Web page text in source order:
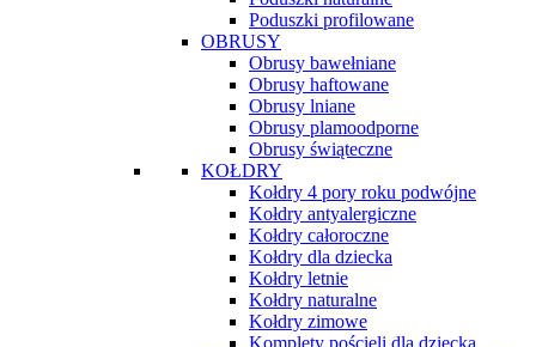
Poduszki profilowane
OBRUSY
Obrusy bawełniane
Obrusy haftowane
Obrusy lniane
Obrusy plamoodporne
Obrusy świąteczne
KOŁDRY
Kołdry 4 pory roku podwójne
Kołdry antyalergiczne
Kołdry całoroczne
Kołdry dla dziecka
Kołdry letnie
Kołdry naturalne
Kołdry zimowe